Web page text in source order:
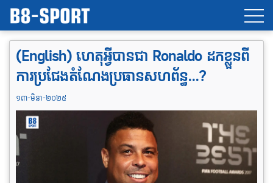
(English) ហេតុអ្វីបានជា Ronaldo ដកខ្លួនពី​
ការ​ប្រជែង​តំណែង​ប្រធាន​សហព័ន្ធ…?
១៣-មិនា-២០២៥